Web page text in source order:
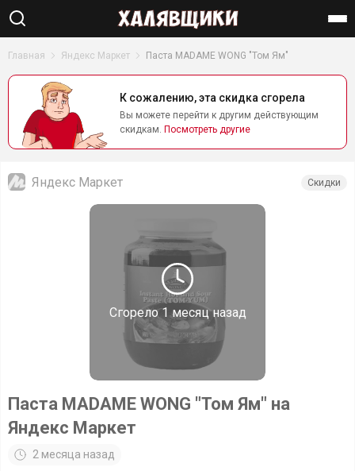
Главная Яндекс Маркет Паста MADAME WONG "Том Ям"
К сожалению, эта скидка сгорела
Вы можете перейти к другим действующим
скидкам. Посмотреть другие
Сгорело1 месяц назад
Яндекс Маркет Скидки
Паста MADAME WONG "Том Ям" на
Яндекс Маркет
2 месяца назад